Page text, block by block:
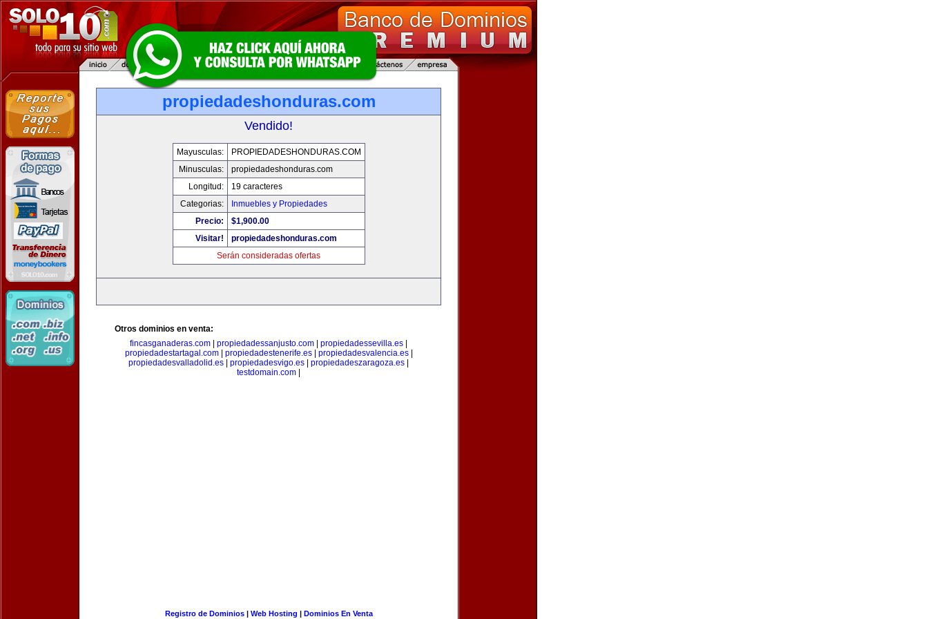
propiedadeshonduras.com
Vendido!
Mayusculas:
PROPIEDADESHONDURAS.COM
Minusculas:
propiedadeshonduras.com
Longitud:
19 caracteres
Categorias:
Inmuebles y Propiedades
Precio:
$1,900.00
Visitar!
propiedadeshonduras.com
Serán consideradas ofertas
Otros dominios en venta:
fincasganaderas.com
propiedadessanjusto.com propiedadessevilla.es
propiedadestartagal.com| propiedadestenerife.es| propiedadesvalencia.es|
propiedadesvalladolid.es
propiedadesvigo.es propiedadeszaragoza.es
testdomain.com
Registro de Dominios| Web Hosting | Dominios En Venta